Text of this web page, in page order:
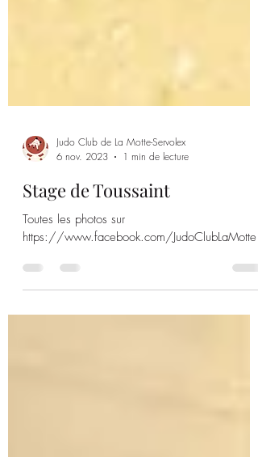
Judo Club de La Motte-Servolex
6 nov. 2023
1 min de lecture
Stage de Toussaint
Toutes les photos sur